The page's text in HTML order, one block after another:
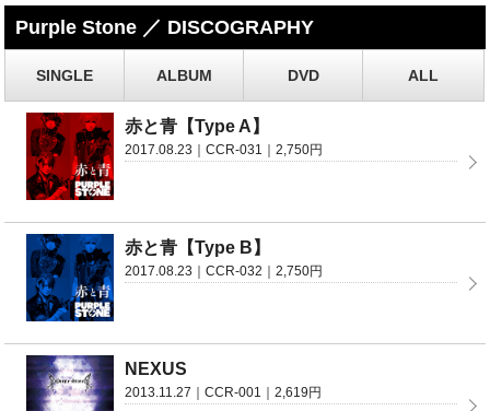
Purple Stone ／ DISCOGRAPHY
SINGLE ALBUM DVD ALL
赤と青【Type A】
2017.08.23｜CCR-031｜2,750円
赤と青【Type B】
2017.08.23｜CCR-032｜2,750円
NEXUS
2013.11.27｜CCR-001｜2,619円